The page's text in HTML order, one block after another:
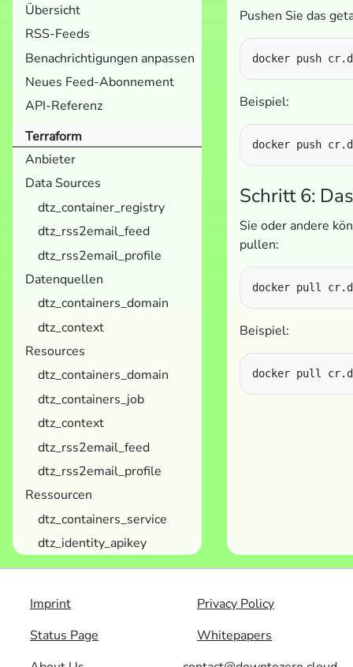
Übersicht
RSS-Feeds
Benachrichtigungen anpassen
Neues Feed-Abonnement
API-Referenz
Terraform
Anbieter
Data Sources
dtz_container_registry
dtz_rss2email_feed
dtz_rss2email_profile
Datenquellen
dtz_containers_domain
dtz_context
Resources
dtz_containers_domain
dtz_containers_job
dtz_context
dtz_rss2email_feed
dtz_rss2email_profile
Ressourcen
dtz_containers_service
dtz_identity_apikey
Pushen Sie das
Beispiel:
Schritt 6:
Sie oder andere
pullen:
Beispiel:
Imprint
Privacy Policy
Status Page
Whitepapers